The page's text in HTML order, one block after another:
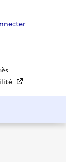
(nouvelle